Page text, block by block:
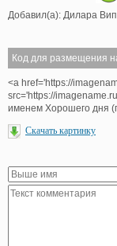
Добавил(а): Дилара
Код для размещения
<a href='https://
src='https://
именем Хорошего дня
Скачать картинку